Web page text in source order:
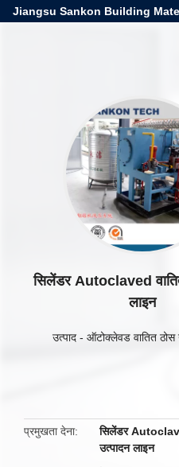
Jiangsu Sankon Building
सिलेंडर Autoclaved
लाइन
उत्पाद- ऑटोक्लेवड वातित ठोस
प्रमुखता देना
सिलेंडर
उत्पादन लाइन